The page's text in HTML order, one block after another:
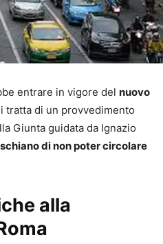
entrare in vigore del nuovo
tratta di un provvedimento
Giunta guidata da Ignazio
di non poter circolare
alla